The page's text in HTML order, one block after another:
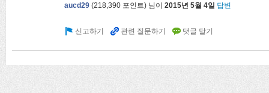
aucd29 (218,390 포인트) 님이 2015년 5월 4일 답변